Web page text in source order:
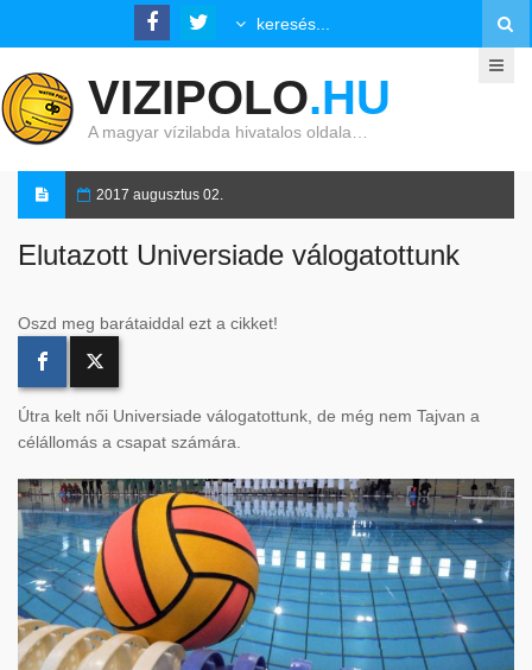
VIZIPOLO.HU
A magyar vízilabda hivatalos oldala…
2017 augusztus 02.
Elutazott Universiade válogatottunk
Oszd meg barátaiddal ezt a cikket!
Útra kelt női Universiade válogatottunk, de még nem Tajvan a
célállomás a csapat számára.